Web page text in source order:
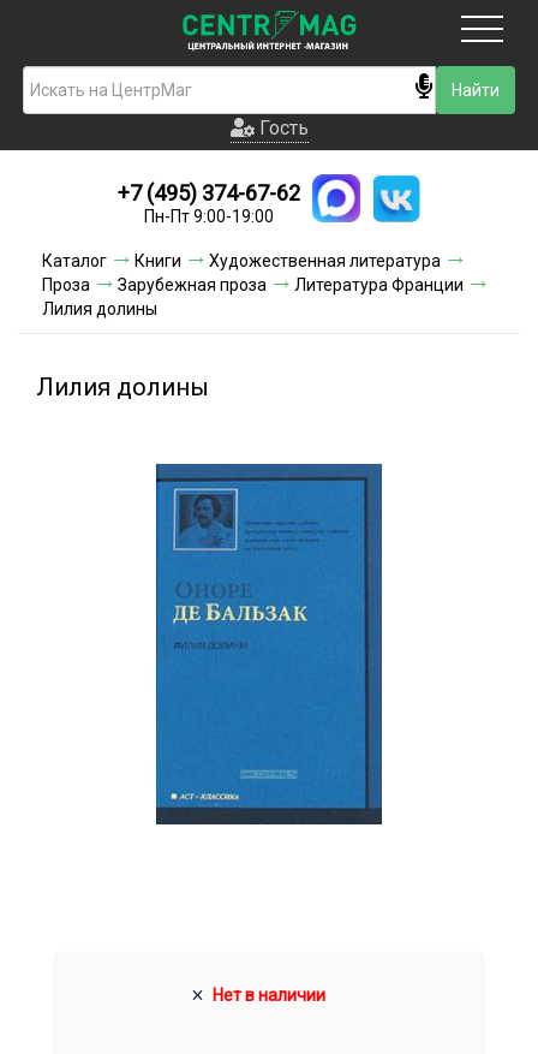
Гость
Новинки
Условия доставки
Гость
+7 (495) 374-67-62
Пн-Пт 9:00-19:00
Каталог Книги
Художественная литература
Проза
Зарубежная проза
Литература Франции
Лилия долины
Лилия долины
Нет в наличии